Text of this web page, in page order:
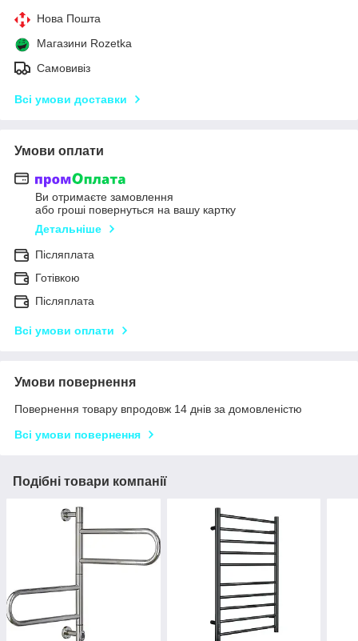
Нова Пошта
Магазини Rozetka
Самовивіз
Всі умови доставки
Умови оплати
Ви отримаєте замовлення
або гроші повернуться на вашу картку
Детальніше
Післяплата
Готівкою
Післяплата
Всі умови оплати
Умови повернення
Повернення товару впродовж 14 днів за домовленістю
Всі умови повернення
Подібні товари компанії